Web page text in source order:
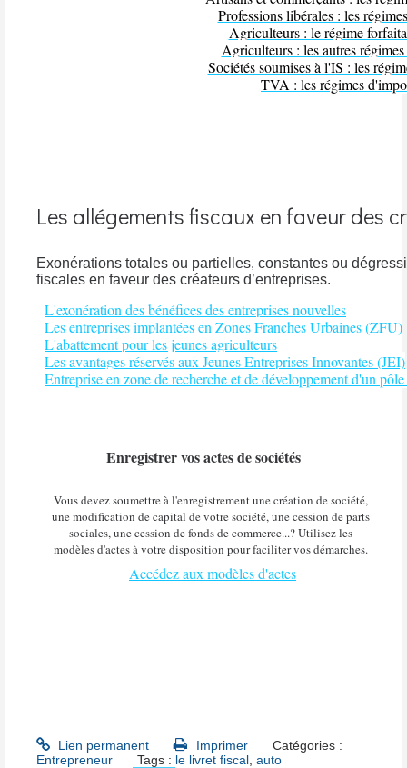
Professions libérales : les
Agriculteurs : le régime
Agriculteurs : les autres
Sociétés soumises à l'IS : les
TVA : les régimes
Les allégements fiscaux en faveur des
Exonérations totales ou partielles, constantes ou
fiscales en faveur des créateurs d’entreprises.
L'exonération des bénéfices des entreprises nouvelles
Les entreprises implantées en Zones Franches Urbaines (ZFU)
L'abattement pour les jeunes agriculteurs
Les avantages réservés aux Jeunes Entreprises Innovantes (JEI)
Entreprise en zone de recherche et de développement d'un
Enregistrer vos actes de sociétés
Vous devez soumettre à l'enregistrement une création de société,
une modification de capital de votre société, une cession de parts
sociales, une cession de fonds de commerce...? Utilisez les
modèles d'actes à votre disposition pour faciliter vos démarches.
Accédez aux modèles d'actes
Lien permanent Imprimer
Catégories :
Entrepreneur
Tags : le livret fiscal ,auto